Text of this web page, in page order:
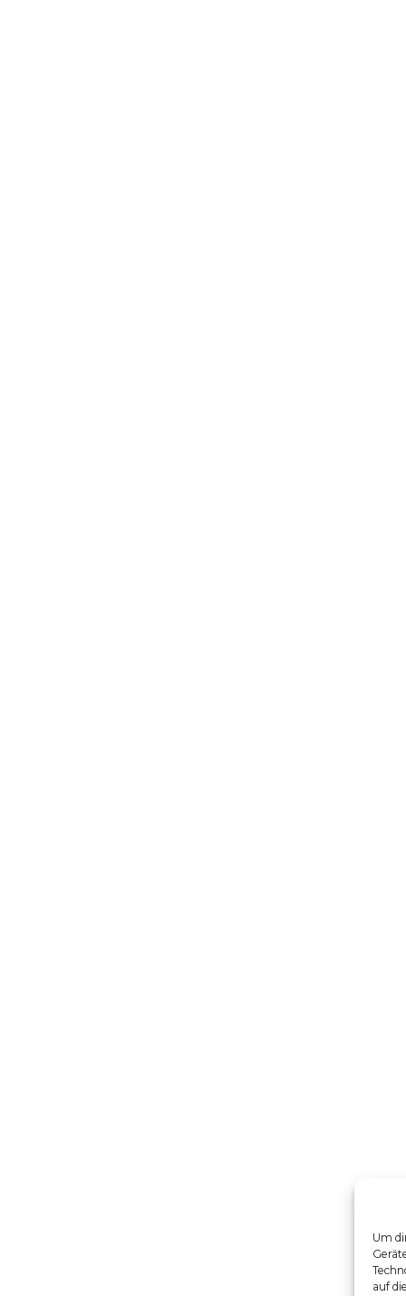
Um
auf